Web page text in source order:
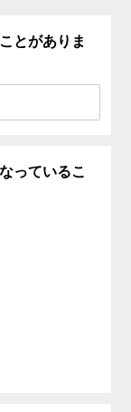
とがありま
っているこ